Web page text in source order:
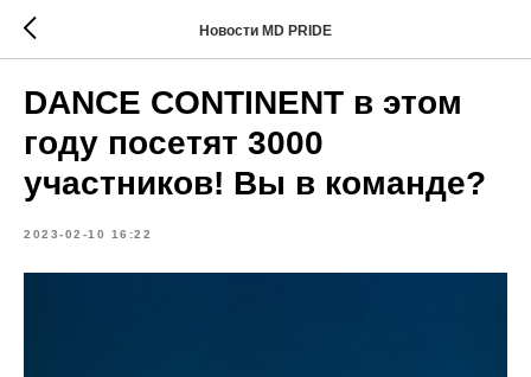
Новости MD PRIDE
DANCE CONTINENT в этом
году посетят 3000
участников! Вы в команде?
2023-02-10 16:22